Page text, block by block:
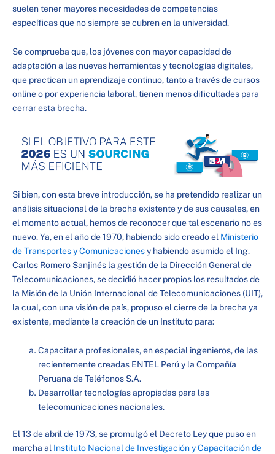
suelen tener mayores necesidades de competencias
específicas que no siempre se cubren en la universidad.
Se comprueba que, los jóvenes con mayor capacidad de
adaptación a las nuevas herramientas y tecnologías digitales,
que practican un aprendizaje continuo, tanto a través de cursos
online o por experiencia laboral, tienen menos dificultades para
cerrar esta brecha.
Si bien, con esta breve introducción, se ha pretendido realizar un
análisis situacional de la brecha existente y de sus causales, en
el momento actual, hemos de reconocer que tal escenario no es
nuevo. Ya, en el año de 1970, habiendo sido creado el Ministerio
de Transportes y Comunicacionesy habiendo asumido el Ing.
Carlos Romero Sanjinés la gestión de la Dirección General de
Telecomunicaciones, se decidió hacer propios los resultados de
la Misión de la Unión Internacional de Telecomunicaciones (UIT),
la cual, con una visión de país, propuso el cierre de la brecha ya
existente, mediante la creación de un Instituto para:
Capacitar a profesionales, en especial ingenieros, de las
recientemente creadas ENTEL Perú y la Compañía
Peruana de Teléfonos S.A.
Desarrollar tecnologías apropiadas para las
telecomunicaciones nacionales.
El 13 de abril de 1973, se promulgó el Decreto Ley que puso en
marcha al Instituto Nacional de Investigación y Capacitación de